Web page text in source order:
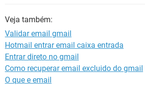
Veja também:
Validar email gmail
Hotmail entrar email caixa entrada
Entrar direto no gmail
Como recuperar email excluido do gmail
O que e email